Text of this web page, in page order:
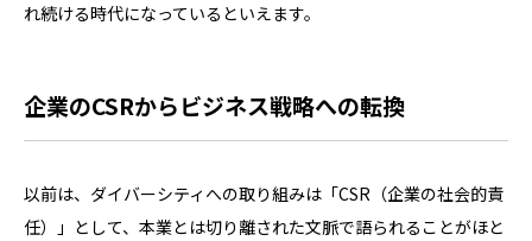
れ続ける時代になっているといえます。
企業のCSRからビジネス戦略への転換
以前は、ダイバーシティへの取り組みは「CSR（企業の社会的責
任）」として、本業とは切り離された文脈で語られることがほと